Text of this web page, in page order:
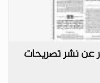
عن نشر تصريحات